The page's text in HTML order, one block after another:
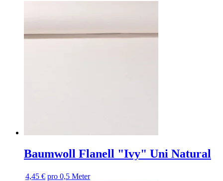
Baumwoll Flanell "Ivy" Uni Natural
4,45 € pro 0,5 Meter